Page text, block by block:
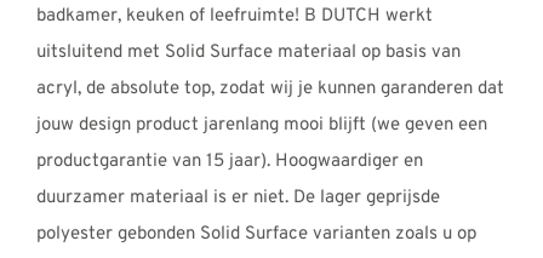
badkamer, keuken of leefruimte! B DUTCH werkt
uitsluitend met Solid Surface materiaal op basis van
acryl, de absolute top, zodat wij je kunnen garanderen dat
jouw design product jarenlang mooi blijft (we geven een
productgarantie van 15 jaar). Hoogwaardiger en
duurzamer materiaal is er niet. De lager geprijsde
polyester gebonden Solid Surface varianten zoals u op